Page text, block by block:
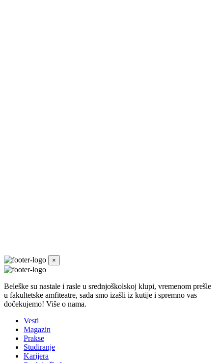
×
Beleške su nastale i rasle u srednjoškolskoj klupi, vremenom prešle
u fakultetske amfiteatre, sada smo izašli iz kutije i spremno vas
dočekujemo! Više o nama.
Vesti
Magazin
Prakse
Studiranje
Karijera